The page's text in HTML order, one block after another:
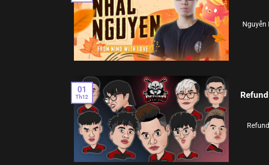
Nguyễn
01
Th12